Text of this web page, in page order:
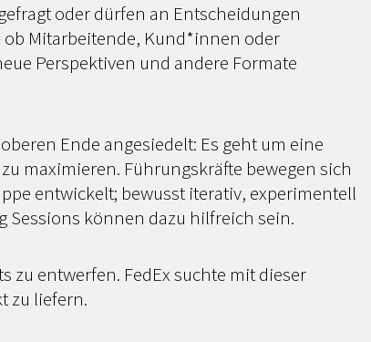
oder dürfen an Entscheidungen
ob Mitarbeitende, Kund*innen oder
Perspektiven und andere Formate
Ende angesiedelt: Es geht um eine
maximieren. Führungskräfte bewegen sich
entwickelt; bewusst iterativ, experimentell
können dazu hilfreich sein.
zu entwerfen. FedEx suchte mit dieser
zu liefern.